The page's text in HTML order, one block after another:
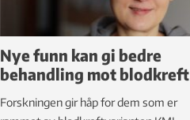
Nye funn kan gi bedre
behandling mot blodkreft
Forskningen gir håp for dem som er